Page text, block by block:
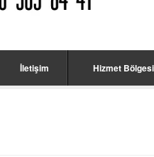
İletişim Hizmet Bölgesi